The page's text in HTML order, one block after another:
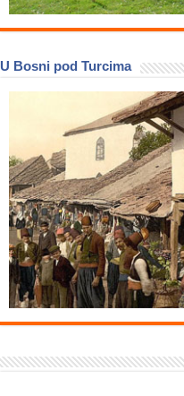
U Bosni pod Turcima